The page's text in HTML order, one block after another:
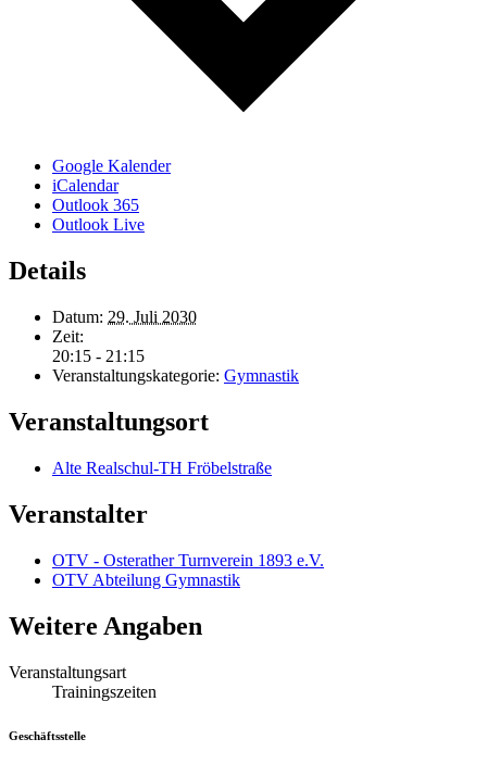
Google Kalender
iCalendar
Outlook 365
Outlook Live
Details
Datum: 29. Juli 2030
Zeit:
20:15 - 21:15
Veranstaltungskategorie: Gymnastik
Veranstaltungsort
Alte Realschul-TH Fröbelstraße
Veranstalter
OTV - Osterather Turnverein 1893 e.V.
OTV Abteilung Gymnastik
Weitere Angaben
Veranstaltungsart
Trainingszeiten
Geschäftsstelle